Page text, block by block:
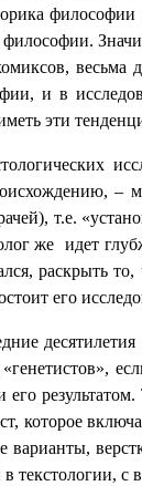
и в
эти
–
т.е.
же идет
раскрыть
его
его
которое
варианты,
текстологии,